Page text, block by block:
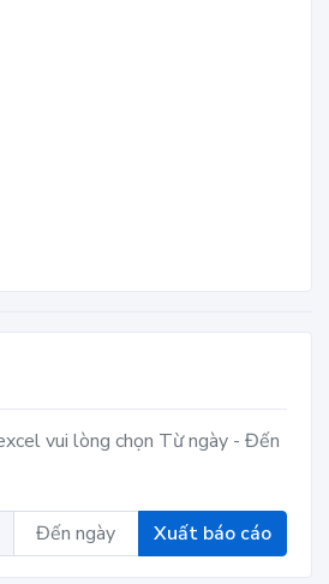
vui lòng chọn Từ ngày - Đến
Xuất báo cáo